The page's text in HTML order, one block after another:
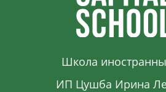
Школа
ИП Цушба Ирина